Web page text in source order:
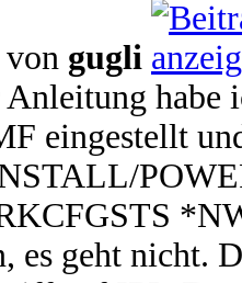
gugli
Anleitung habe
eingestellt
es geht nicht.